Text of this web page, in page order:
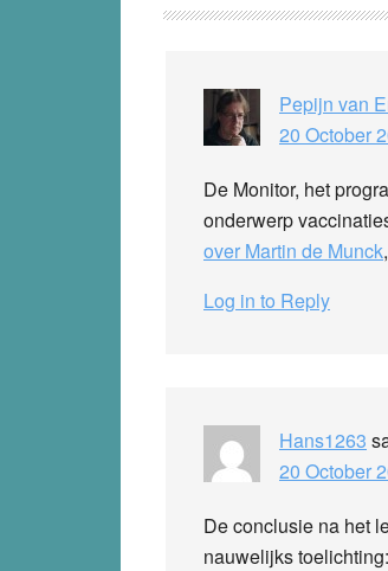
Interactions
Pepijn van
20 October
De Monitor, het
onderwerp
over Martin de Munck
Log in to Reply
Hans1263
20 October
De conclusie na het
nauwelijks